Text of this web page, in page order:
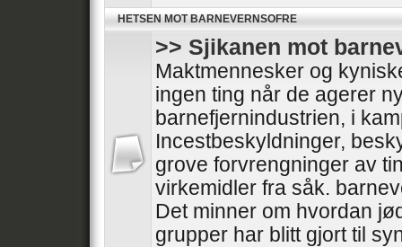
HETSEN MOT BARNEVERNSOFRE
>> Sjikanen mot
Maktmennesker og
ingen ting når de agerer
barnefjernindustrien, i
Incestbeskyldninger,
grove forvrengninger av
virkemidler fra såk.
Det minner om hvordan
grupper har blitt gjort til